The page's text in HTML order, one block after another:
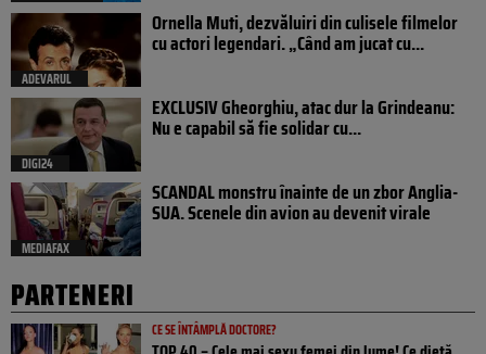
ADEVARUL
Ornella Muti, dezvăluiri din culisele filmelor
cu actori legendari. „Când am jucat cu...
DIGI24
EXCLUSIV Gheorghiu, atac dur la Grindeanu:
Nu e capabil să fie solidar cu...
MEDIAFAX
SCANDAL monstru înainte de un zbor Anglia-
SUA. Scenele din avion au devenit virale
PARTENERI
CE SE ÎNTÂMPLĂ DOCTORE?